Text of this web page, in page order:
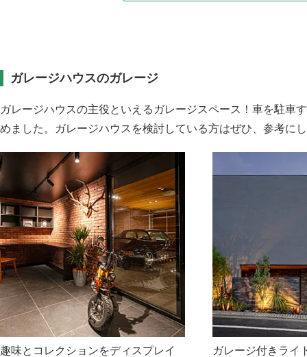
ガレージハウスのガレージ
ガレージハウスの主役といえるガレージスペース！車を駐車
めました。ガレージハウスを検討している方はぜひ、参考に
趣味とコレクションをディスプレイ
ガレージ付きライ